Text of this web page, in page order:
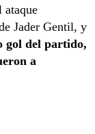
ataque
Jader Gentil, y
gol del partido,
a